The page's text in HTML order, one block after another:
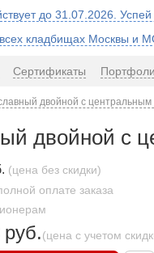
до 31.07.2026.
кладбищах Москвы и
Сертификаты
двойной с центральным
двойной с
(цена без скидки)
оплате заказа
(цена с учетом